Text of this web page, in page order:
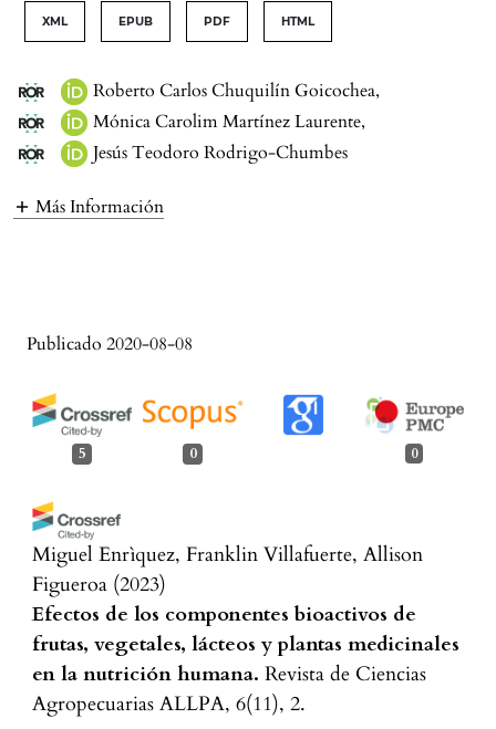
XML EPUB PDF HTML
Roberto Carlos Chuquilín Goicochea,
Mónica Carolim Martínez Laurente,
Jesús Teodoro Rodrigo-Chumbes
Más Información
Publicado 2020-08-08
5 0 0
Miguel Enrìquez, Franklin Villafuerte, Allison
Figueroa (2023)
Efectos de los componentes bioactivos de
frutas, vegetales, lácteos y plantas medicinales
en la nutrición humana. Revista de Ciencias
Agropecuarias ALLPA, 6(11), 2.